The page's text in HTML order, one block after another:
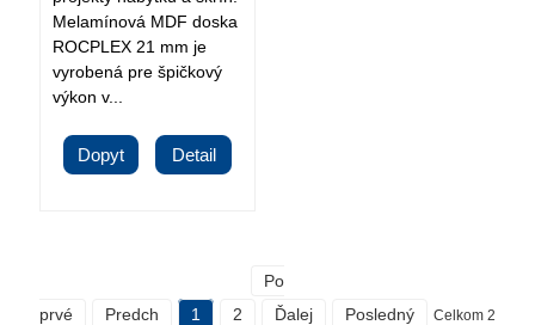
Melamínová MDF doska
ROCPLEX 21 mm je
vyrobená pre špičkový
výkon v...
Dopyt Detail
Po
prvé
Predch 1 2 Ďalej Posledný Celkom 2